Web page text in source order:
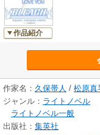
作品紹介
作家名： 久保帯人 / 松原真
ジャンル： ライトノベル
ライトノベル一般
出版社： 集英社